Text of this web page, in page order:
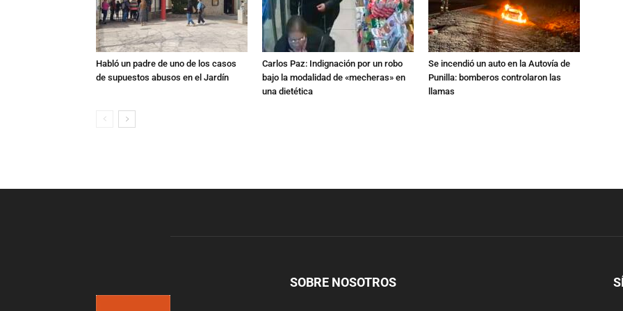
Habló un padre de uno de los casos
de supuestos abusos en el Jardín
Carlos Paz: Indignación por un robo
bajo la modalidad de «mecheras» en
una dietética
Se incendió un auto en la Autovía de
Punilla: bomberos controlaron las
llamas
SOBRE NOSOTROS